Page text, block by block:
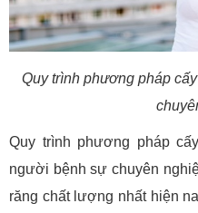
Quy trình phương pháp
Quy trình phương pháp
người bệnh sự chuyên
răng chất lượng nhất hiện